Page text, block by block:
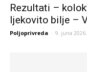
Rezultati –
ljekovito bilje –
Poljoprivreda - 9. juna 2026.